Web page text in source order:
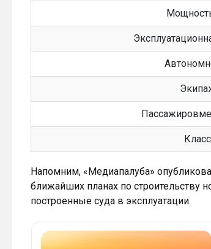
Класс
Напомним, «Медиапалуба»
ближайших планах по строительству
построенные суда в эксплуатации.